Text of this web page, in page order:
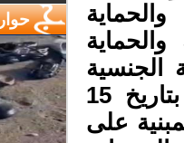
والإنجابية للفترة 2011-2020، قبل أن تطلق، بتاريخ 15
الثانية 2021-2030، والمبنية على